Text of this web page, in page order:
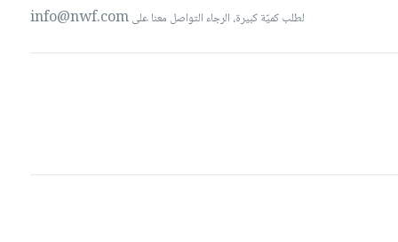
لطلب كميّة كبيرة، الرجاء التواصل معنا علىinfo@nwf.com